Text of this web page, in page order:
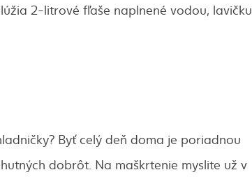
2-litrové fľaše naplnené vodou, lavičku
Byť celý deň doma je poriadnou
dobrôt. Na maškrtenie myslite už v